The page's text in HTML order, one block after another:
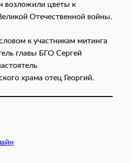
возложили цветы к
Отечественной войны.
к участникам митинга
главы БГО Сергей
храма отец Георгий.